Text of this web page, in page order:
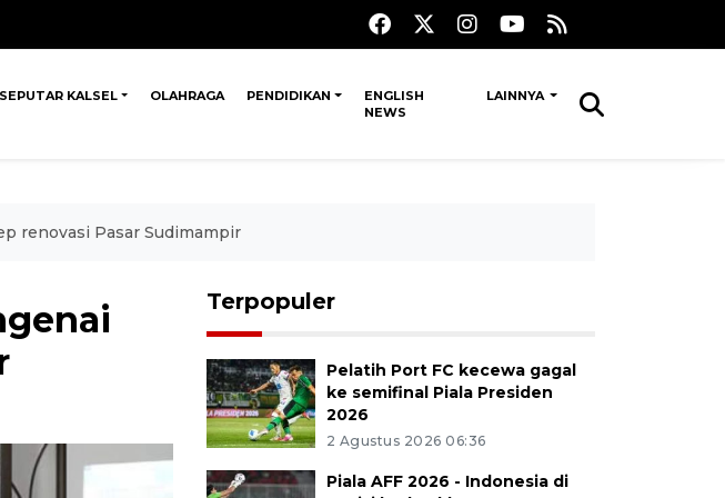
SEPUTAR KALSEL OLAHRAGA PENDIDIKAN
ENGLISH
NEWS
LAINNYA
renovasi Pasar Sudimampir
Terpopuler
Pelatih Port FC kecewa gagal
ke semifinal Piala Presiden
2026
2 Agustus 2026 06:36
Piala AFF 2026 - Indonesia di